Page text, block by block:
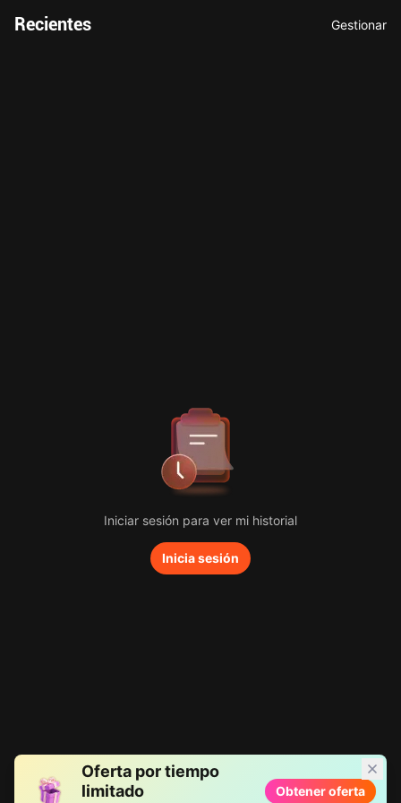
Recientes Gestionar
Iniciar sesión para ver mi historial
Inicia sesión
Oferta por tiempo
limitado
Obtener oferta